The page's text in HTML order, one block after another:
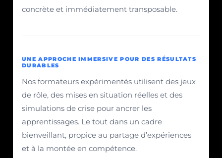
concrète et immédiatement transposable.
UNE APPROCHE IMMERSIVE POUR DES RÉSULTATS
DURABLES
Nos formateurs expérimentés utilisent des jeux
de rôle, des mises en situation réelles et des
simulations de crise pour ancrer les
apprentissages. Le tout dans un cadre
bienveillant, propice au partage d’expériences
et à la montée en compétence.